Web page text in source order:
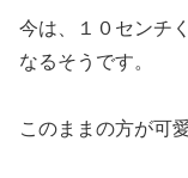
今は、１０センチ
なるそうです。
このままの方が可